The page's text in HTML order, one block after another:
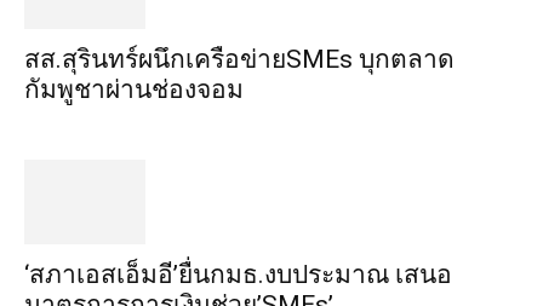
สส.สุรินทร์ผนึกเครือข่ายSMEs บุกตลาด
กัมพูชาผ่านช่องจอม
‘สภาเอสเอ็มอี’ยื่นกมธ.งบประมาณ เสนอ